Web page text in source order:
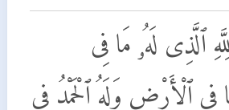
ٱلَّذِى لَهُۥ مَا فِى
ٱلْأَرْضِ وَلَهُ ٱلْحَمْدُ فِى